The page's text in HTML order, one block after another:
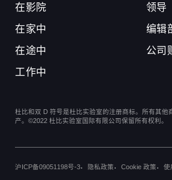
在影院
在家中
在途中
工作中
领导
编辑
公司
杜比和双 D 符号是杜比实验室的注册商标。所有其他
产。©2022 杜比实验室国际有限公司保留所有权利。
沪ICP备09051198号-3 隐私政策 Cookie 政策 使